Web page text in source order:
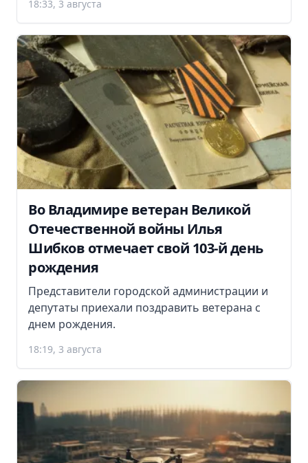
18:33, 3 августа
Во Владимире ветеран Великой
Отечественной войны Илья
Шибков отмечает свой 103-й день
рождения
Представители городской администрации и
депутаты приехали поздравить ветерана с
днем рождения.
18:19, 3 августа